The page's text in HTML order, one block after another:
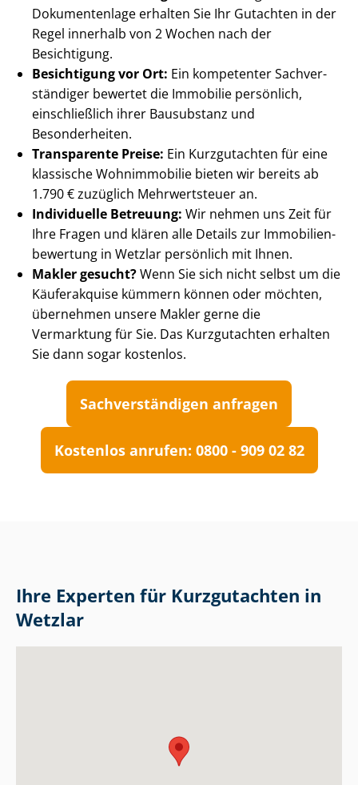
Dokumentenlage erhalten Sie Ihr Gutachten in der
Regel innerhalb von 2 Wochen nach der
Besichtigung.
Besichtigung vor Ort: Ein kompetenter Sach­ver­
stän­di­ger bewertet die Immobilie persönlich,
einschließlich ihrer Bausubstanz und
Besonderheiten.
Transparente Preise: Ein Kurzgutachten für eine
klassische Wohnimmobilie bieten wir bereits ab
1.790 € zuzüglich Mehrwertsteuer an.
Individuelle Betreuung: Wir nehmen uns Zeit für
Ihre Fragen und klären alle Details zur Im­mo­bi­li­en­
be­wer­tung in Wetzlar persönlich mit Ihnen.
Makler gesucht?Wenn Sie sich nicht selbst um die
Käuferakquise kümmern können oder möchten,
übernehmen unsere Makler gerne die
Vermarktung für Sie. Das Kurzgutachten erhalten
Sie dann sogar kostenlos.
Sach­ver­stän­di­gen anfragen
Kostenlos anrufen: 0800 - 909 02 82
Ihre Experten für Kurzgutachten in
Wetzlar